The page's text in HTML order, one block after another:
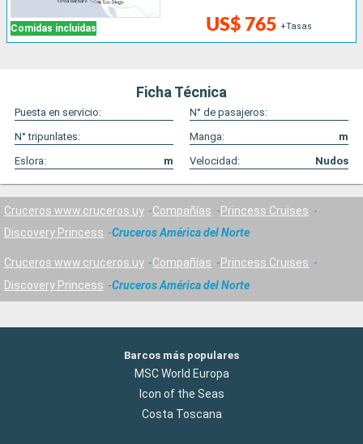
Comidas incluidas US$ 765 +Tasas
Ficha Técnica
Puesta en servicio:
N° de pasajeros:
N° tripunlates:
Manga:
m
Eslora:
m Velocidad: Nudos
Cruceros www.cruceros.uy Compañías
Princess Cruises
Discovery Princess
Cruceros América del Norte
Cruceros www.cruceros.uy Compañías
Princess Cruises
Discovery Princess
Cruceros América del Norte
Barcos más populares
MSC World Europa
Icon of the Seas
Costa Toscana